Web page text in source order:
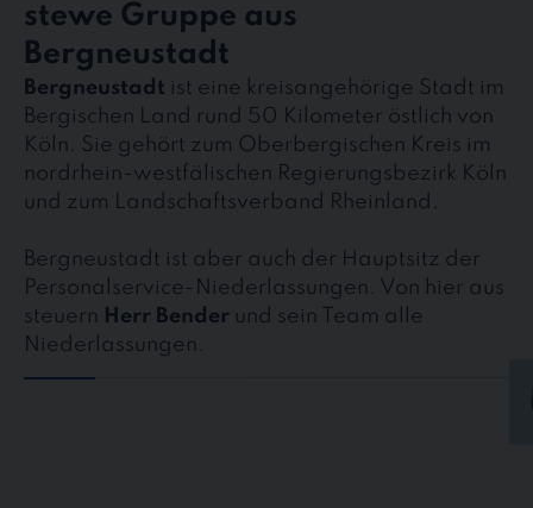
stewe Gruppe aus
Bergneustadt
Bergneustadt ist eine kreisangehörige Stadt im
Bergischen Land rund 50 Kilometer östlich von
Köln. Sie gehört zum Oberbergischen Kreis im
nordrhein-westfälischen Regierungsbezirk Köln
und zum Landschaftsverband Rheinland.
Bergneustadt ist aber auch der Hauptsitz der
Personalservice-Niederlassungen. Von hier aus
steuern Herr Bender und sein Team alle
Niederlassungen.